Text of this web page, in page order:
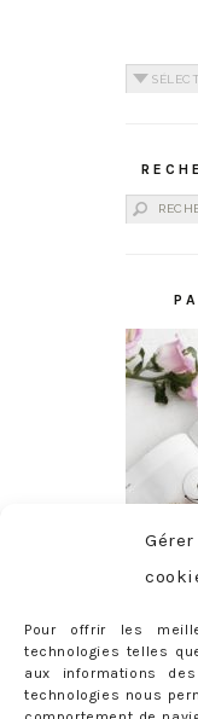
Pour offrir les
technologies telles
aux informations
technologies nous